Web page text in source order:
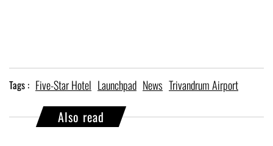
Tags : Five-Star Hotel Launchpad News Trivandrum Airport
Also read